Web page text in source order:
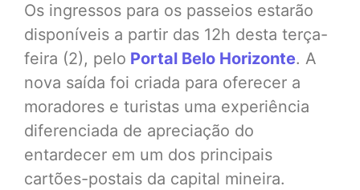
Os ingressos para os passeios estarão
disponíveis a partir das 12h desta terça-
feira (2), pelo Portal Belo Horizonte. A
nova saída foi criada para oferecer a
moradores e turistas uma experiência
diferenciada de apreciação do
entardecer em um dos principais
cartões-postais da capital mineira.